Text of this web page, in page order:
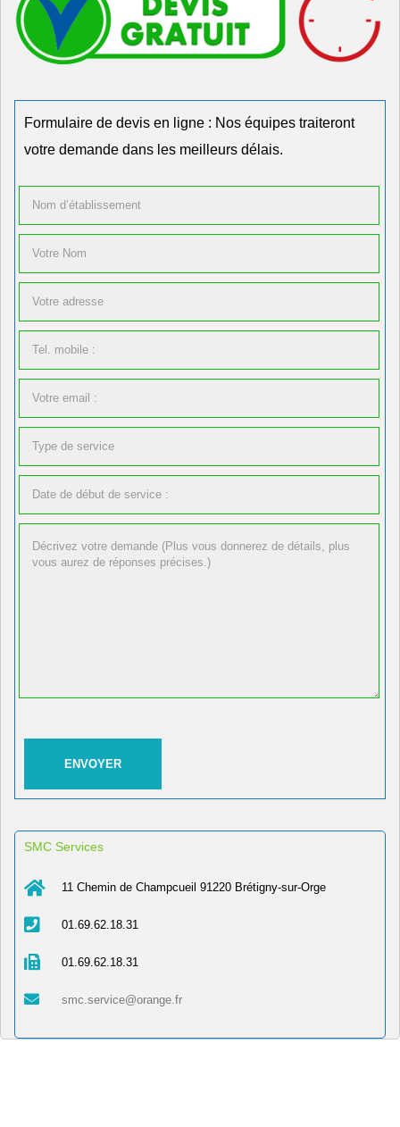
Formulaire de devis en ligne : Nos équipes traiteront
votre demande dans les meilleurs délais.
SMC Services
11 Chemin de Champcueil 91220 Brétigny-sur-Orge
01.69.62.18.31
01.69.62.18.31
smc.service@orange.fr